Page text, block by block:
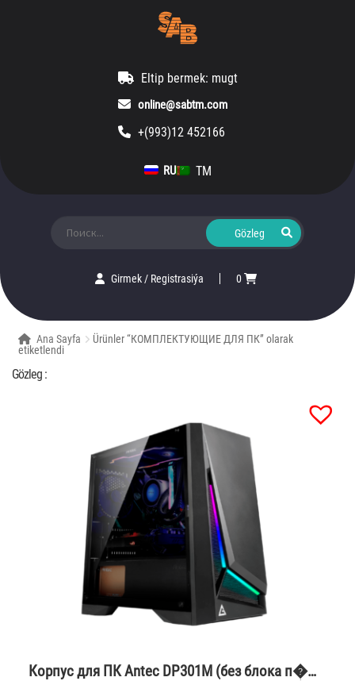
Eltip bermek: mugt
online@sabtm.com
+(993)12 452166
RU TM
Girmek/ Registrasiýa 0
Ana Sayfa
Ürünler “КОМПЛЕКТУЮЩИЕ ДЛЯ ПК” olarak
etiketlendi
Gözleg :
Корпус для ПК Antec DP301M (без блока п�…